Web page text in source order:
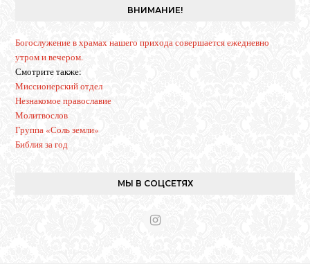
a
ВНИМАНИЕ!
Богослужение в храмах нашего прихода совершается ежедневно
утром и вечером.
Смотрите также:
Миссионерский отдел
Незнакомое православие
Молитвослов
Группа «Соль земли»
Библия за год
МЫ В СОЦСЕТЯХ
I